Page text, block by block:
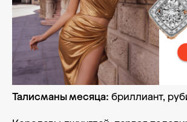
Талисманы месяца: бриллиант,